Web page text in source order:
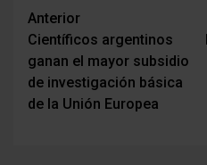
Navegación
de
entradas
Anterior
Científicos argentinos
ganan el mayor subsidio
de investigación básica
de la Unión Europea